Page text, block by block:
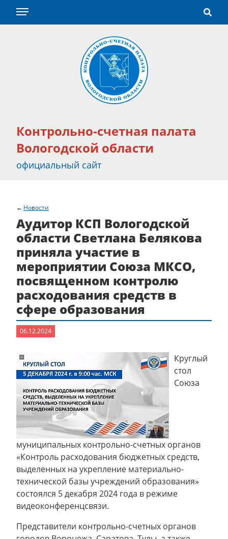
Контрольно-счетная палата
Вологодской области
официальный сайт
Новости
Аудитор КСП Вологодской
области Светлана Белякова
приняла участие в
мероприятии Союза МКСО,
посвященном контролю
расходования средств в
сфере образования
06.12.2024
Круглый
стол
Союза
муниципальных контрольно-счетных органов
«Контроль расходования бюджетных средств,
выделенных на укрепление материально-
технической базы учреждений образования»
состоялся 5 декабря 2024 года в режиме
видеоконференцсвязи.
Представители контрольно-счетных органов